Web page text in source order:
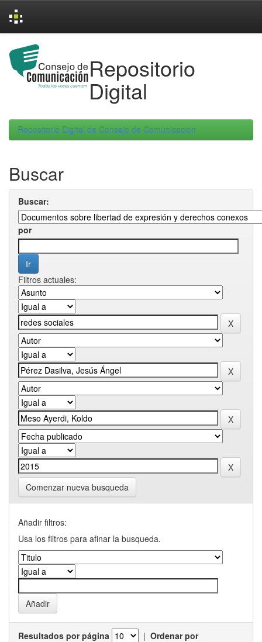
navigation
Repositorio
Digital
Repositorio Digital de Consejo de Comunicacion
Buscar
Buscar:
por
Filtros actuales:
Comenzar nueva busqueda
Añadir filtros:
Usa los filtros para afinar la busqueda.
Resultados por página | Ordenar por